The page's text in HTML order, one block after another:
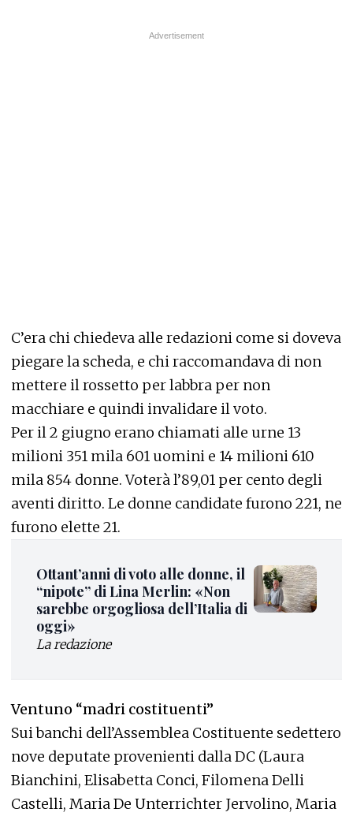
C’era chi chiedeva alle redazioni come si doveva
piegare la scheda, e chi raccomandava di non
mettere il rossetto per labbra per non
macchiare e quindi invalidare il voto.
Per il 2 giugno erano chiamati alle urne 13
milioni 351 mila 601 uomini e 14 milioni 610
mila 854 donne. Voterà l’89,01 per cento degli
aventi diritto. Le donne candidate furono 221, ne
furono elette 21.
Ottant’anni di voto alle donne, il
“nipote” di Lina Merlin: «Non
sarebbe orgogliosa dell’Italia di
oggi»
La redazione
Ventuno “madri costituenti”
Sui banchi dell’Assemblea Costituente sedettero
nove deputate provenienti dalla DC (Laura
Bianchini, Elisabetta Conci, Filomena Delli
Castelli, Maria De Unterrichter Jervolino, Maria